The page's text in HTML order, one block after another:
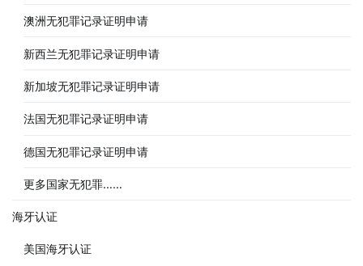
澳洲无犯罪记录证明申请
新西兰无犯罪记录证明申请
新加坡无犯罪记录证明申请
法国无犯罪记录证明申请
德国无犯罪记录证明申请
更多国家无犯罪……
海牙认证
美国海牙认证